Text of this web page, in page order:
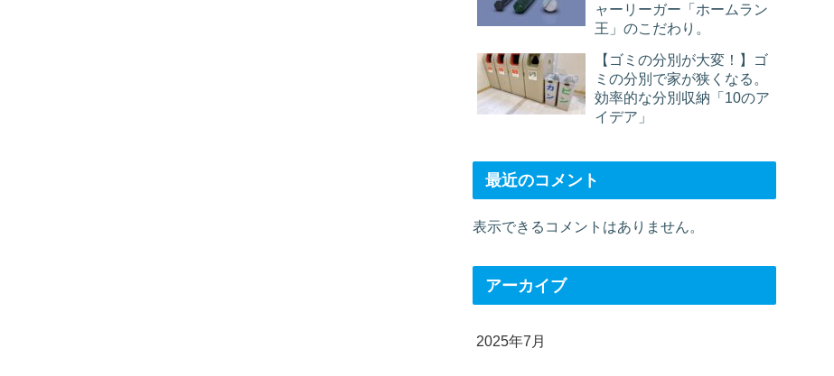
ャーリーガー「ホームラン
王」のこだわり。
【ゴミの分別が大変！】ゴ
ミの分別で家が狭くなる。
効率的な分別収納「10のア
イデア」
最近のコメント
表示できるコメントはありません。
アーカイブ
2025年7月